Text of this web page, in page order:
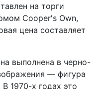
на торги
Cooper's Own,
цена составляет
выполнена в черно-
— фигура
1970-х годах это